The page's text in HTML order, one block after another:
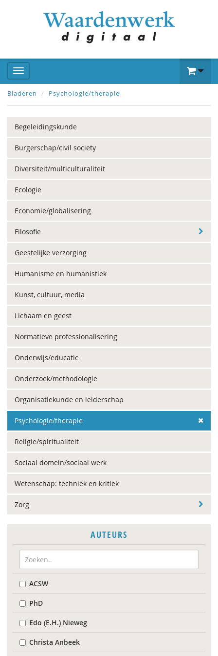
Bladeren Psychologie/therapie
Begeleidingskunde
Burgerschap/civil society
Diversiteit/multiculturaliteit
Ecologie
Economie/globalisering
Filosofie
Geestelijke verzorging
Humanisme en humanistiek
Kunst, cultuur, media
Lichaam en geest
Normatieve professionalisering
Onderwijs/educatie
Onderzoek/methodologie
Organisatiekunde en leiderschap
Psychologie/therapie
Religie/spiritualiteit
Sociaal domein/sociaal werk
Wetenschap: techniek en kritiek
Zorg
AUTEURS
ACSW
PhD
Edo (E.H.) Nieweg
Christa Anbeek